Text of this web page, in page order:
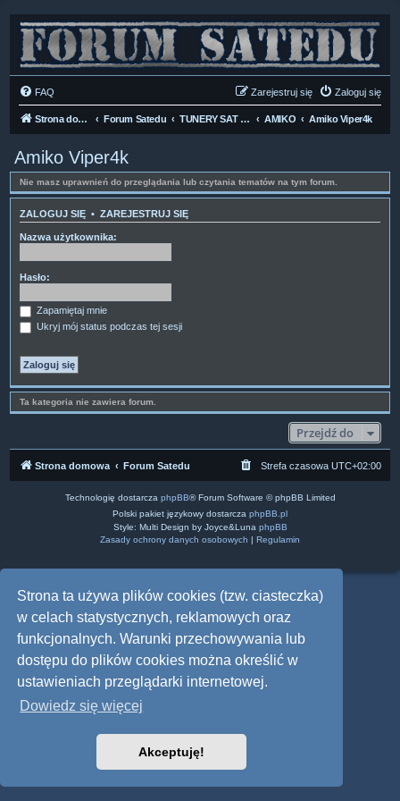
Strona ta używa plików cookies (tzw. ciasteczka)
w celach statystycznych, reklamowych oraz
funkcjonalnych. Warunki przechowywania lub
dostępu do plików cookies można określić w
ustawieniach przeglądarki internetowej.
Dowiedz się więcej
Akceptuję!
FAQ Zaloguj się
Zarejestruj się
Strona domowa Forum Satedu TUNERY SAT HD-LINUX AMIKO Amiko Viper4k
Amiko Viper4k
Nie masz uprawnień do przeglądania lub czytania tematów na tym forum.
ZALOGUJ SIĘ • ZAREJESTRUJ SIĘ
Nazwa użytkownika:
Hasło:
Zapamiętaj mnie
Ukryj mój status podczas tej sesji
Ta kategoria nie zawiera forum.
Przejdź do
Strona domowa Forum Satedu Strefa czasowa UTC+02:00
Technologię dostarcza phpBB® Forum Software © phpBB Limited
Polski pakiet językowy dostarcza phpBB.pl
Style: Multi Design by Joyce&Luna phpBB
Zasady ochrony danych osobowych | Regulamin